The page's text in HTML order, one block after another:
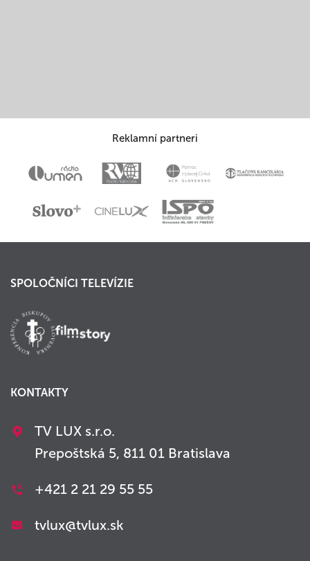
Reklamní partneri
SPOLOČNÍCI TELEVÍZIE
KONTAKTY
TV LUX s.r.o.
Prepoštská 5, 811 01 Bratislava
+421 2 21 29 55 55
tvlux@tvlux.sk